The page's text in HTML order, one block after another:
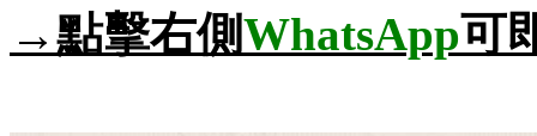
→點擊右側WhatsApp可